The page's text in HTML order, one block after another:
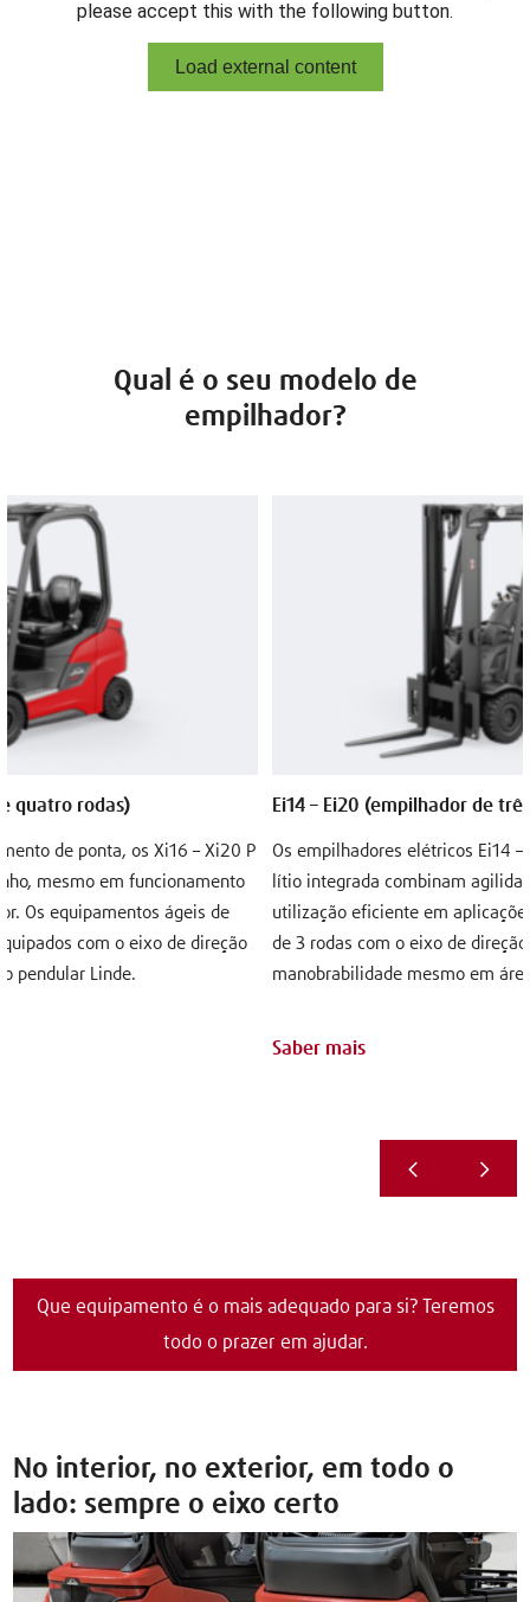
Qual é o seu modelo de
empilhador?
quatro rodas)
de ponta, os Xi16 – Xi20 P
mesmo em funcionamento
Os equipamentos ágeis de
com o eixo de direção
pendular Linde.
Ei14 – Ei20 (empilhador de
Os empilhadores elétricos Ei14
lítio integrada combinam
utilização eficiente em
de 3 rodas com o eixo de
manobrabilidade mesmo em
Saber mais
Que equipamento é o mais adequado para si? Teremos
todo o prazer em ajudar.
No interior, no exterior, em todo o
lado: sempre o eixo certo